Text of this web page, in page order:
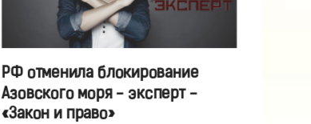
РФ отменила блокирование
Азовского моря - эксперт -
«Закон и право»